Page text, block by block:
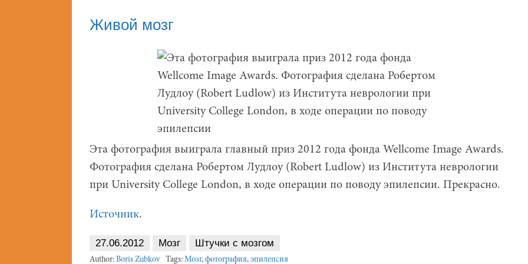
Живой мозг
Эта фотография выиграла главный приз 2012 года фонда Wellcome Image Awards.
Фотография сделана Робертом Лудлоу (Robert Ludlow) из Института неврологии
при University College London, в ходе операции по поводу эпилепсии. Прекрасно.
Источник.
27.06.2012 Мозг Штучки с мозгом
Author: Boris Zubkov Tags: Мозг, фотография, эпилепсия